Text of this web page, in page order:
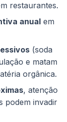
restaurantes.
anual em
(soda
e matam
orgânica.
, atenção
podem invadir